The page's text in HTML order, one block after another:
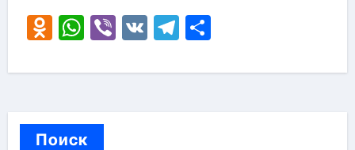
Odnoklassniki
WhatsApp
Viber
VKTelegram
Отправить
Поиск